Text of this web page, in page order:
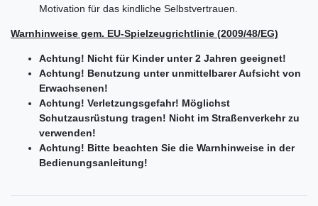
Motivation für das kindliche Selbstvertrauen.
Warnhinweise gem. EU-Spielzeugrichtlinie (2009/48/EG)
Achtung! Nicht für Kinder unter 2 Jahren geeignet!
Achtung! Benutzung unter unmittelbarer Aufsicht von
Erwachsenen!
Achtung! Verletzungsgefahr! Möglichst
Schutzausrüstung tragen! Nicht im Straßenverkehr zu
verwenden!
Achtung! Bitte beachten Sie die Warnhinweise in der
Bedienungsanleitung!